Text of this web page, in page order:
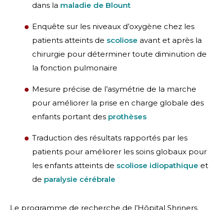
dans la maladie de Blount
Enquête sur les niveaux d’oxygène chez les
patients atteints de scoliose avant et après la
chirurgie pour déterminer toute diminution de
la fonction pulmonaire
Mesure précise de l’asymétrie de la marche
pour améliorer la prise en charge globale des
enfants portant des prothèses
Traduction des résultats rapportés par les
patients pour améliorer les soins globaux pour
les enfants atteints de scoliose idiopathique et
de paralysie cérébrale
Le programme de recherche de l’Hôpital Shriners